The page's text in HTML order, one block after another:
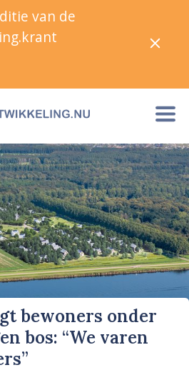
bewoners onder
bos: “We varen
van de